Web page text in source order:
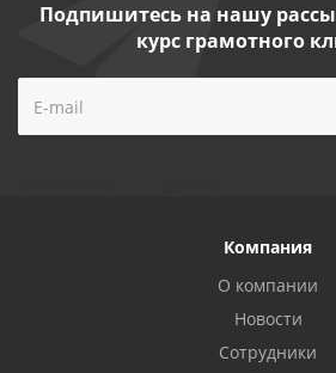
Подпишитесь на нашу
курс грамотного
Компания
О компании
Новости
Сотрудники